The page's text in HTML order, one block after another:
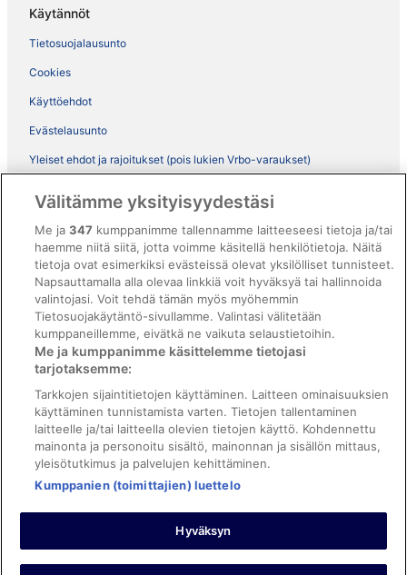
Käytännöt
Tietosuojalausunto
Cookies
Käyttöehdot
Evästelausunto
Yleiset ehdot ja rajoitukset (pois lukien Vrbo-varaukset)
ebookers BONUS+ -ohjelman ehdot
Oikeudelliset tiedot / ota meihin yhteyttä
Sisältövaatimukset ja ilmoituksen tekeminen sisällöstä
Tuki
Ota yhteyttä
Varauksen muuttaminen tai peruuttaminen
Varaa lento lentoyhtiön hyvityskupongeilla
Hyvityksen hakeminen ja aikarajat
©2026 Expedia, Inc., Expedia Groupin yritys. Kaikki oikeudet
pidätetään. ebookers ja ebookersin logo ovat Expedia, Inc.:n
Välitämme yksityisyydestäsi
Me ja347 kumppanimme tallennamme laitteeseesi tietoja ja/tai
haemme niitä siitä, jotta voimme käsitellä henkilötietoja. Näitä
tietoja ovat esimerkiksi evästeissä olevat yksilölliset tunnisteet.
Napsauttamalla alla olevaa linkkiä voit hyväksyä tai hallinnoida
valintojasi. Voit tehdä tämän myös myöhemmin
Tietosuojakäytäntö-sivullamme. Valintasi välitetään
kumppaneillemme, eivätkä ne vaikuta selaustietoihin.
Me ja kumppanimme käsittelemme tietojasi
tarjotaksemme:
Tarkkojen sijaintitietojen käyttäminen. Laitteen ominaisuuksien
käyttäminen tunnistamista varten. Tietojen tallentaminen
laitteelle ja/tai laitteella olevien tietojen käyttö. Kohdennettu
mainonta ja personoitu sisältö, mainonnan ja sisällön mittaus,
yleisötutkimus ja palvelujen kehittäminen.
Kumppanien (toimittajien) luettelo
Hyväksyn